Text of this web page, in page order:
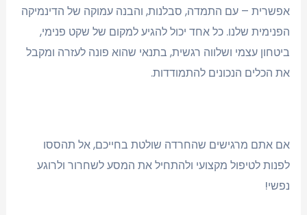
אפשרית – עם התמדה, סבלנות, והבנה עמוקה של הדינמיקה
הפנימית שלנו. כל אחד יכול להגיע למקום של שקט פנימי,
ביטחון עצמי ושלווה רגשית, בתנאי שהוא פונה לעזרה ומקבל
את הכלים הנכונים להתמודדות.
אם אתם מרגישים שהחרדה שולטת בחייכם, אל תהססו
לפנות לטיפול מקצועי ולהתחיל את המסע לשחרור ולרוגע
נפשי!